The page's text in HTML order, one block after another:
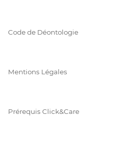
Code de Déontologie
Mentions Légales
Prérequis Click&Care